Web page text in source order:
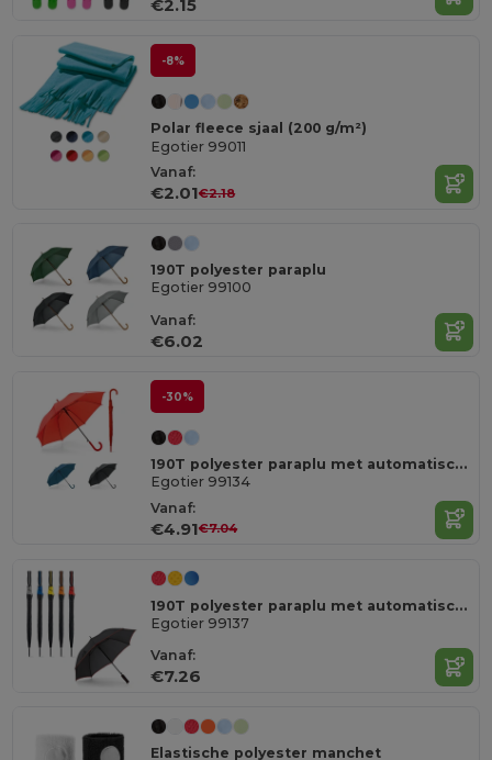
€2.15
-8%
Polar fleece sjaal (200 g/m²)
Egotier 99011
Vanaf:
€2.01€2.18
190T polyester paraplu
Egotier 99100
Vanaf:
€6.02
-30%
190T polyester paraplu met automatische opening
Egotier 99134
Vanaf:
€4.91€7.04
190T polyester paraplu met automatische opening
Egotier 99137
Vanaf:
€7.26
Elastische polyester manchet